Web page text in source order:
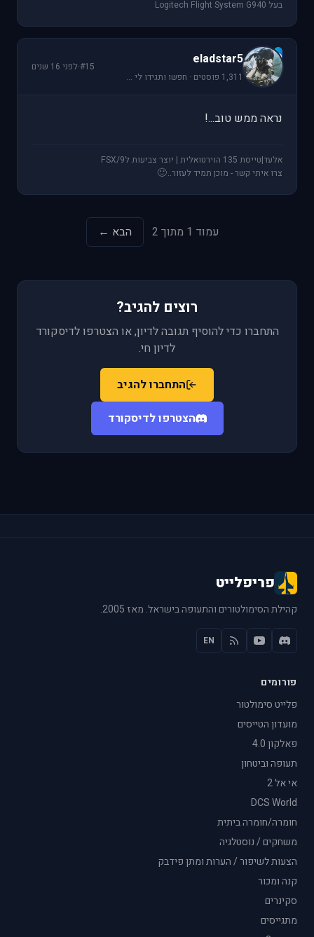
בעל Logitech Flight System G940
e
eladstar5
1,311 פוסטים · חפשו ותגידו לי ...
#15
·לפני 16 שנים
נראה ממש טוב...!
אלעד|טייסת 135 הוירטואלית | יוצר צביעות לFSX/9
צרו איתי קשר - מוכן תמיד לעזור..🙂
עמוד 1 מתוך 2 הבא ←
רוצים להגיב?
התחברו כדי להוסיף תגובה לדיון, או הצטרפו לדיסקורד
לדיון חי.
התחברו להגיב
הצטרפו לדיסקורד
פריפלייט
קהילת הסימולטורים והתעופה בישראל. מאז 2005.
EN
פורומים
פלייט סימולטור
מועדון הטייסים
פאלקון 4.0
תעופה וביטחון
אי אל 2
DCS World
חומרה/חומרה ביתית
משחקים / נוסטלגיה
הצעות לשיפור / הערות ומתן פידבק
קנה ומכור
סקינרים
מתגייסים